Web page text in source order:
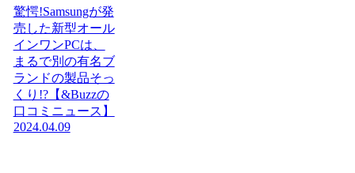
驚愕!Samsungが発
売した新型オール
インワンPCは、
まるで別の有名ブ
ランドの製品そっ
くり!?【&Buzzの
口コミニュース】
2024.04.09